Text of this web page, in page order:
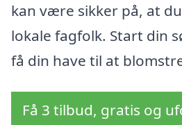
kan være sikker på, at
lokale fagfolk. Start din
få din have til at
Få 3 tilbud, gratis og